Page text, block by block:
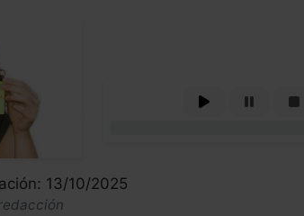
13/10/2025